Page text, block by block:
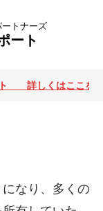
トナーズ
ート
しくはここをクリッ
なり、多くの